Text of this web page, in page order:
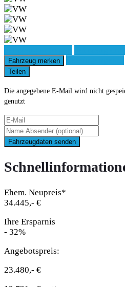
Fahrzeug merken
Teilen
Die angegebene E-Mail wird nicht
genutzt
Fahrzeugdaten senden
Ehem. Neupreis*
34.445,- €
Ihre Ersparnis
- 32%
Angebotspreis:
23.480,- €